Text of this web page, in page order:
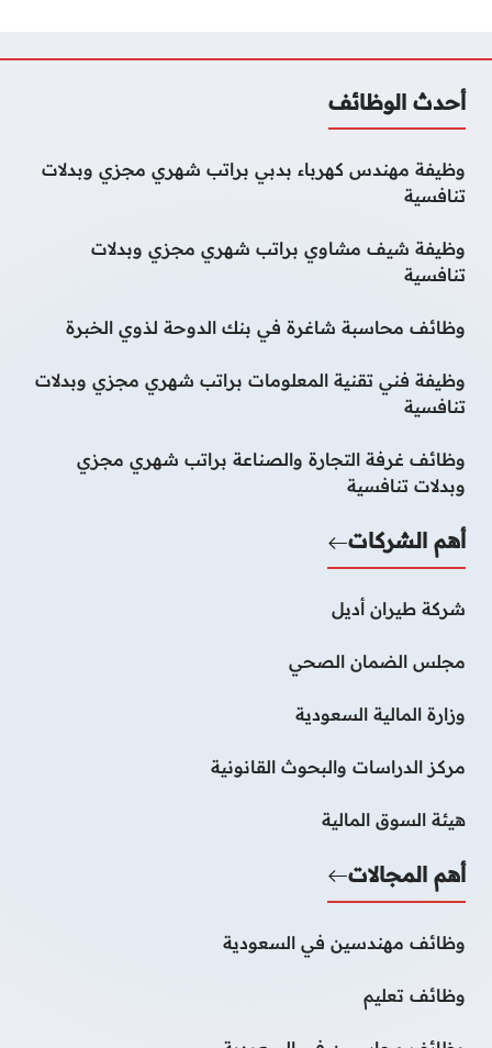
أحدث الوظائف
وظيفة مهندس كهرباء بدبي براتب شهري مجزي وبدلات
تنافسية
وظيفة شيف مشاوي براتب شهري مجزي وبدلات
تنافسية
وظائف محاسبة شاغرة في بنك الدوحة لذوي الخبرة
وظيفة فني تقنية المعلومات براتب شهري مجزي وبدلات
تنافسية
وظائف غرفة التجارة والصناعة براتب شهري مجزي
وبدلات تنافسية
أهم الشركات
شركة طيران أديل
مجلس الضمان الصحي
وزارة المالية السعودية
مركز الدراسات والبحوث القانونية
هيئة السوق المالية
أهم المجالات
وظائف مهندسين في السعودية
وظائف تعليم